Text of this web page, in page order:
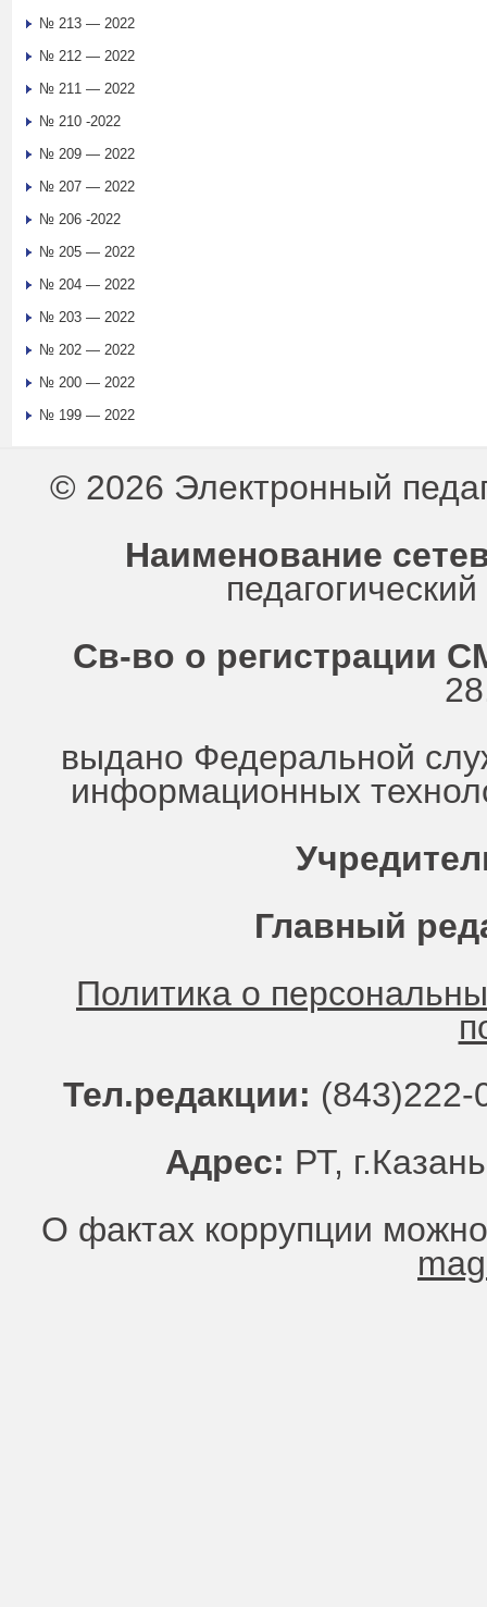
№ 213 — 2022
№ 212 — 2022
№ 211 — 2022
№ 210 -2022
№ 209 — 2022
№ 207 — 2022
№ 206 -2022
№ 205 — 2022
№ 204 — 2022
№ 203 — 2022
№ 202 — 2022
№ 200 — 2022
№ 199 — 2022
© 2026 Электронный
Наименование
Св-во о регистрации
выдано Федеральной
информационных
Главный
Политика о
Тел.редакции:
Адрес: РТ,
О фактах коррупции